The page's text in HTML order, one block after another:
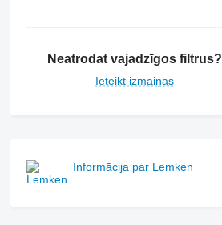
Neatrodat vajadzīgos filtrus?
Ieteikt izmaiņas
Informācija par Lemken